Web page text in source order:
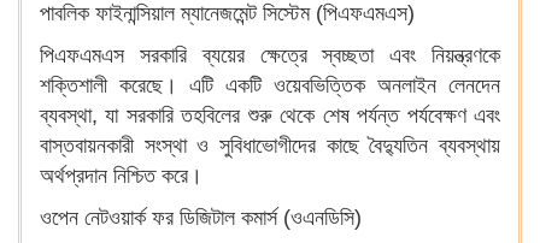
পাবলিক ফাইনান্সিয়াল ম্যানেজমেন্ট সিস্টেম (পিএফএমএস)
পিএফএমএস সরকারি ব্যয়ের ক্ষেত্রে স্বচ্ছতা এবং নিয়ন্ত্রণকে
শক্তিশালী করেছে। এটি একটি ওয়েবভিত্তিক অনলাইন লেনদেন
ব্যবস্থা, যা সরকারি তহবিলের শুরু থেকে শেষ পর্যন্ত পর্যবেক্ষণ এবং
বাস্তবায়নকারী সংস্থা ও সুবিধাভোগীদের কাছে বৈদ্যুতিন ব্যবস্থায়
অর্থপ্রদান নিশ্চিত করে।
ওপেন নেটওয়ার্ক ফর ডিজিটাল কমার্স (ওএনডিসি)